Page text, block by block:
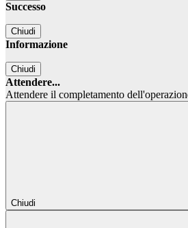
Successo
Chiudi
Informazione
Chiudi
Attendere...
Attendere il completamento
Chiudi